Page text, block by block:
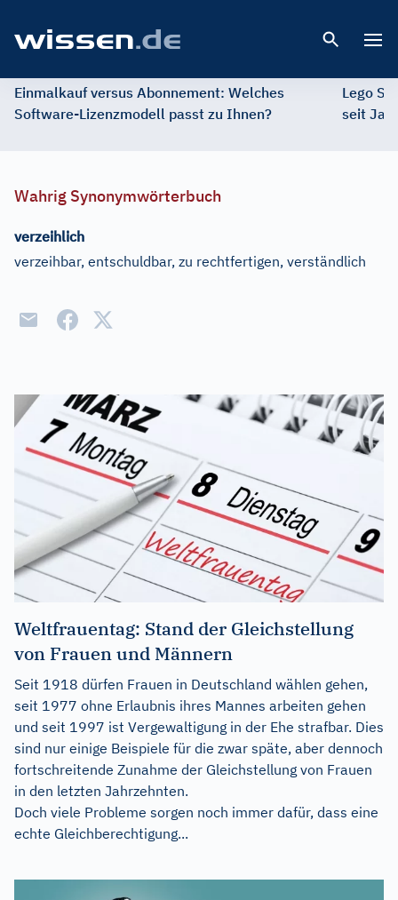
Einmalkauf versus Abonnement: Welches
Software-Lizenzmodell passt zu Ihnen?
Lego
seit
Wahrig Synonymwörterbuch
verzeihlich
verzeihbar, entschuldbar, zu rechtfertigen, verständlich
Weltfrauentag: Stand der Gleichstellung
von Frauen und Männern
Seit 1918 dürfen Frauen in Deutschland wählen gehen,
seit 1977 ohne Erlaubnis ihres Mannes arbeiten gehen
und seit 1997 ist Vergewaltigung in der Ehe strafbar. Dies
sind nur einige Beispiele für die zwar späte, aber dennoch
fortschreitende Zunahme der Gleichstellung von Frauen
in den letzten Jahrzehnten.
Doch viele Probleme sorgen noch immer dafür, dass eine
echte Gleichberechtigung...